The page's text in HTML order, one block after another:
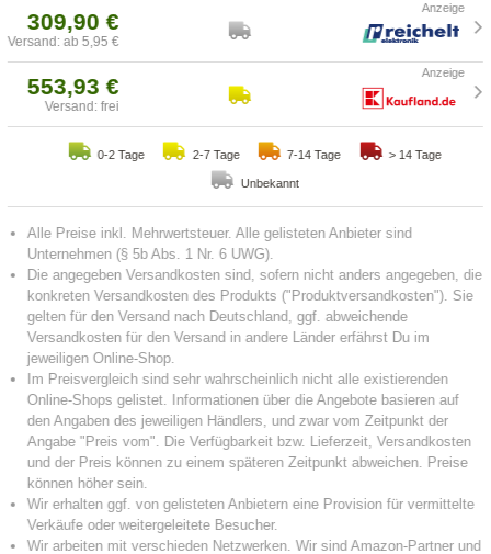
309,90 €
Versand: ab 5,95 €
553,93 €
Versand: frei
0-2 Tage 2-7 Tage 7-14 Tage > 14 Tage
Unbekannt